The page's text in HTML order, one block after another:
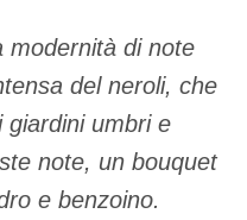
modernità di note
del neroli, che
giardini umbri e
note, un bouquet
e benzoino.